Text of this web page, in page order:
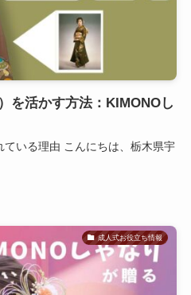
を活かす方法：KIMONOし
いる理由 こんにちは、栃木県宇
成人式お役立ち情報